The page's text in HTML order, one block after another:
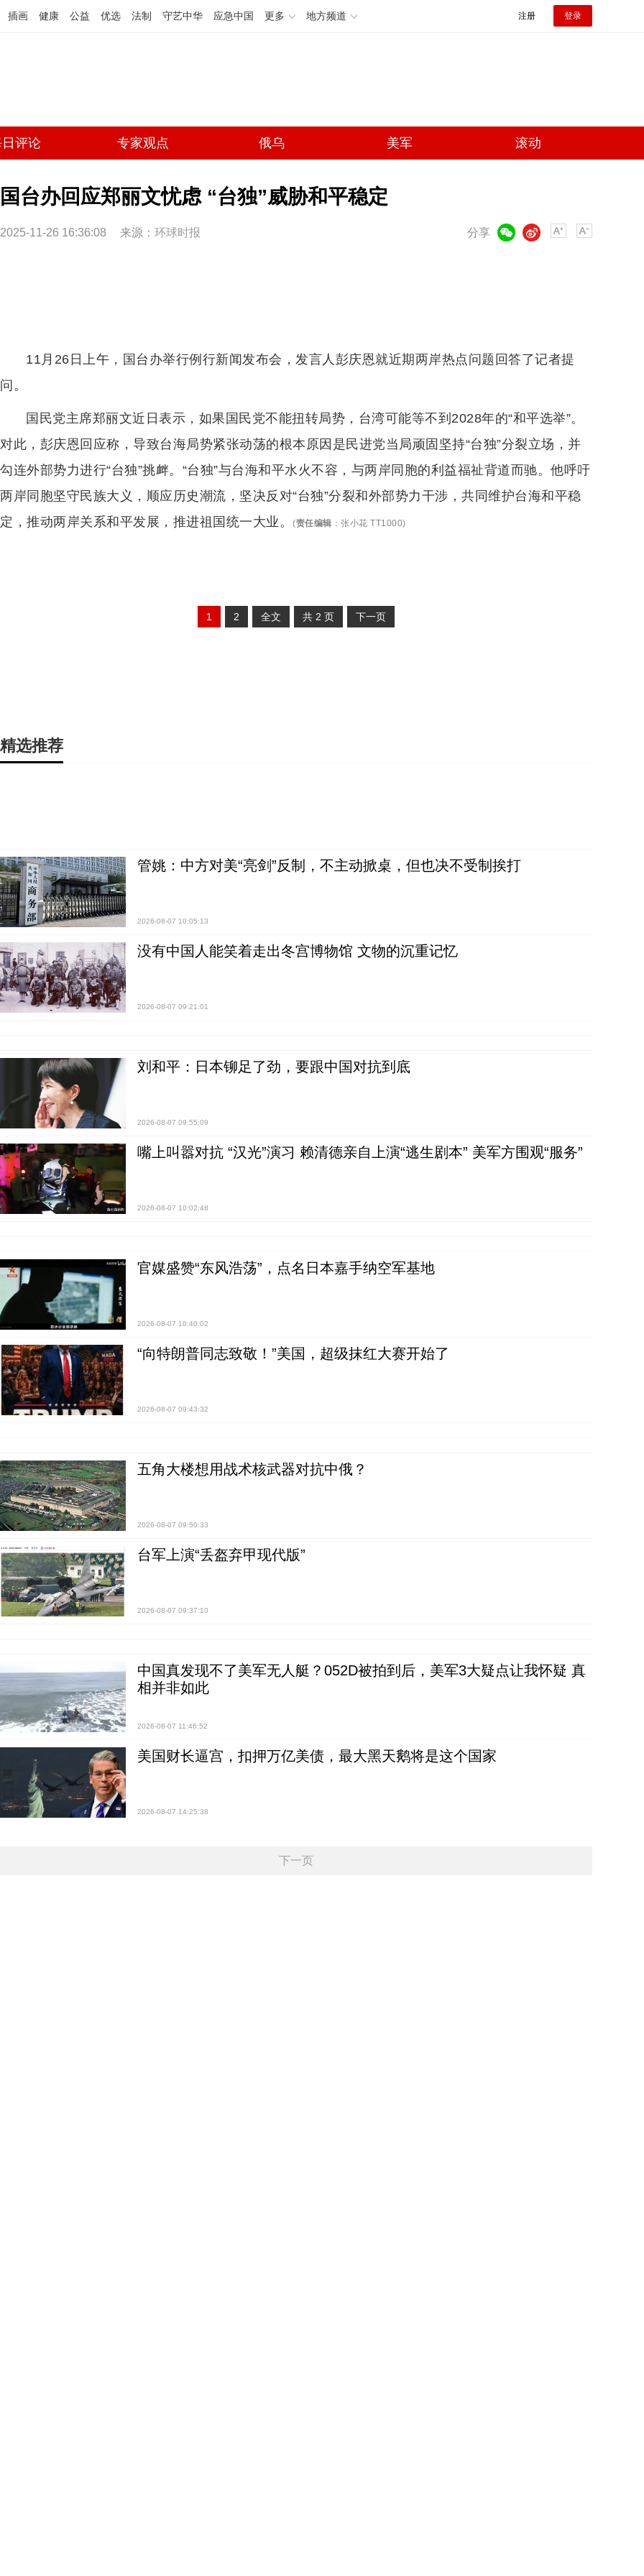
插画 健康 公益 优选 法制 守艺中华 应急中国 更多 地方频道 注册 登录
评论 专家观点 俄乌 美军 滚动
国台办回应郑丽文忧虑 “台独”威胁和平稳定
2025-11-26 16:36:08 来源： 环球时报 分享
微博
11月26日上午，国台办举行例行新闻发布会，发言人彭庆恩就近期两岸热点问题回答了记者提
问。
国民党主席郑丽文近日表示，如果国民党不能扭转局势，台湾可能等不到2028年的“和平选举”。
对此，彭庆恩回应称，导致台海局势紧张动荡的根本原因是民进党当局顽固坚持“台独”分裂立场，并
勾连外部势力进行“台独”挑衅。“台独”与台海和平水火不容，与两岸同胞的利益福祉背道而驰。他呼吁
两岸同胞坚守民族大义，顺应历史潮流，坚决反对“台独”分裂和外部势力干涉，共同维护台海和平稳
定，推动两岸关系和平发展，推进祖国统一大业。
(责任编辑 ： 张小花 TT1000)
1 2 全文 共 2 页 下一页
精选推荐
管姚：中方对美“亮剑”反制，不主动掀桌，但也决不受制挨打
2026-08-07 10:05:13
没有中国人能笑着走出冬宫博物馆 文物的沉重记忆
2026-08-07 09:21:01
刘和平：日本铆足了劲，要跟中国对抗到底
2026-08-07 09:55:09
嘴上叫嚣对抗 “汉光”演习 赖清德亲自上演“逃生剧本” 美军方围观“服务”
2026-08-07 10:02:48
官媒盛赞“东风浩荡”，点名日本嘉手纳空军基地
2026-08-07 10:40:02
“向特朗普同志致敬！”美国，超级抹红大赛开始了
2026-08-07 09:43:32
五角大楼想用战术核武器对抗中俄？
2026-08-07 09:50:33
台军上演“丢盔弃甲现代版”
2026-08-07 09:37:10
中国真发现不了美军无人艇？052D被拍到后，美军3大疑点让我怀疑 真
相并非如此
2026-08-07 11:46:52
美国财长逼宫，扣押万亿美债，最大黑天鹅将是这个国家
2026-08-07 14:25:38
下一页